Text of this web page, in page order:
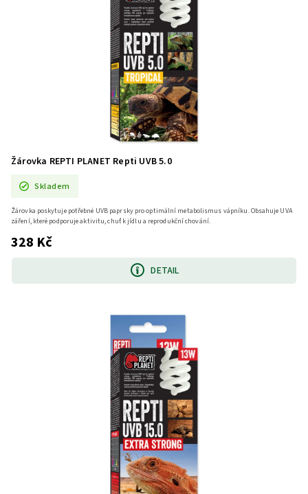
Žárovka REPTI PLANET Repti UVB 5.0
Skladem
328 Kč
DETAIL
Žárovka poskytuje potřebné UVB paprsky pro optimální metabolismus vápníku. Obsahuje UVA
záření, které podporuje aktivitu, chuť k jídlu a reprodukční chování.